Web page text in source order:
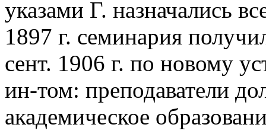
указами Г. назначались
1897 г. семинария
сент. 1906 г. по новому
ин-том: преподаватели
академическое